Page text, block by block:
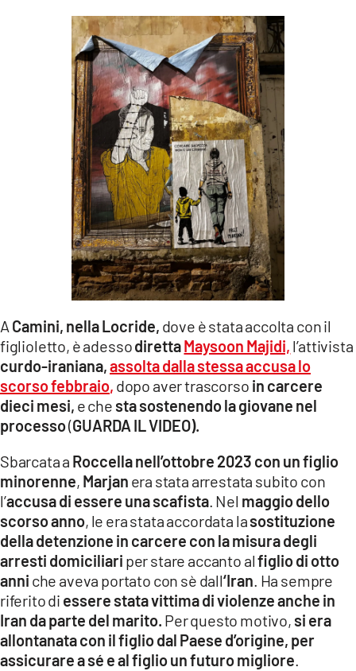
A Camini, nella Locride, dove è stata accolta con il
figlioletto, è adessodirettaMaysoon Majidi, l’attivista
curdo-iraniana,assolta dalla stessa accusa lo
scorso febbraio, dopo aver trascorso in carcere
dieci mesi, e che sta sostenendo la giovane nel
processo(GUARDA IL VIDEO).
Sbarcata a Roccella nell’ottobre 2023 con un figlio
minorenne, Marjan era stata arrestata subito con
l’accusa di essere una scafista. Nel maggio dello
scorso anno, le era stata accordata lasostituzione
della detenzione in carcere con la misura degli
arresti domiciliari per stare accanto alfiglio di otto
anni che aveva portato con sè dall‘Iran. Ha sempre
riferito di essere stata vittima di violenze anche in
Iran da parte del marito. Per questo motivo, si era
allontanata con il figlio dal Paese d’origine, per
assicurare a sé e al figlio un futuro migliore.